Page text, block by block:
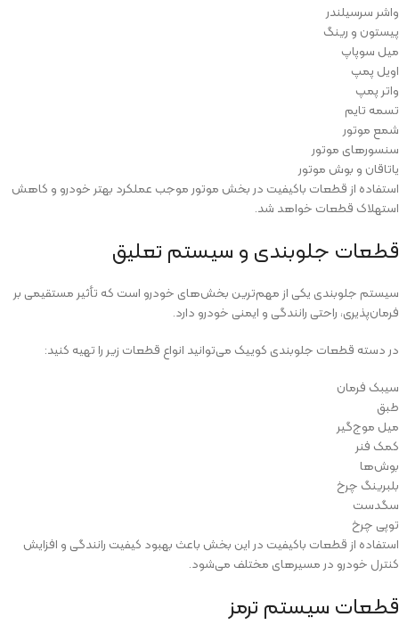
واشر سرسیلندر
پیستون و رینگ
میل سوپاپ
اویل پمپ
واتر پمپ
تسمه تایم
شمع موتور
سنسورهای موتور
یاتاقان و بوش موتور
استفاده از قطعات باکیفیت در بخش موتور موجب عملکرد بهتر خودرو و کاهش
استهلاک قطعات خواهد شد.
قطعات جلوبندی و سیستم تعلیق
سیستم جلوبندی یکی از مهم‌ترین بخش‌های خودرو است که تأثیر مستقیمی بر
فرمان‌پذیری، راحتی رانندگی و ایمنی خودرو دارد.
در دسته قطعات جلوبندی کوییک می‌توانید انواع قطعات زیر را تهیه کنید:
سیبک فرمان
طبق
میل موج‌گیر
کمک فنر
بوش‌ها
بلبرینگ چرخ
سگدست
توپی چرخ
استفاده از قطعات باکیفیت در این بخش باعث بهبود کیفیت رانندگی و افزایش
کنترل خودرو در مسیرهای مختلف می‌شود.
قطعات سیستم ترمز